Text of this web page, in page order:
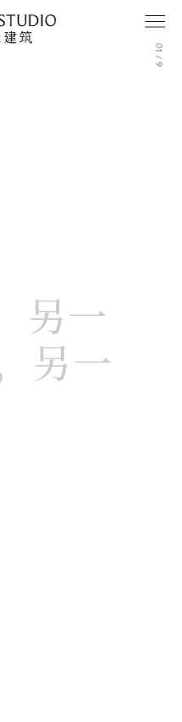
01 / 9
另一
另一